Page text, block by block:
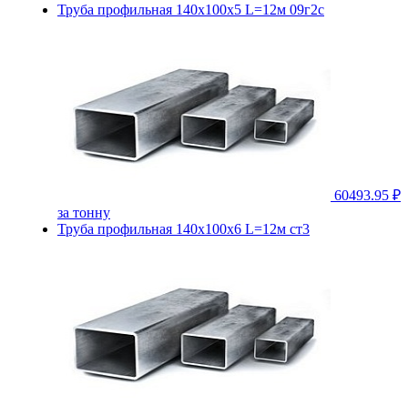
Труба профильная 140х100х5 L=12м 09г2с
60493.95 ₽
за тонну
Труба профильная 140х100х6 L=12м ст3